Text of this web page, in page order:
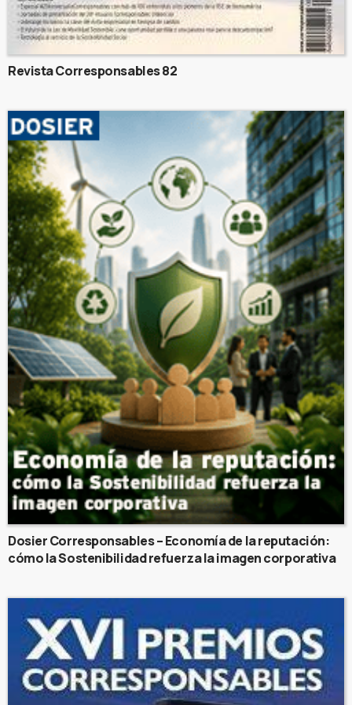
Revista Corresponsables 82
Dosier Corresponsables – Economía de la reputación:
cómo la Sostenibilidad refuerza la imagen corporativa